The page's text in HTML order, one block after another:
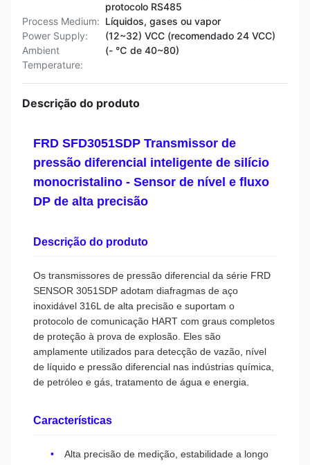
protocolo RS485
Process Medium: Líquidos, gases ou vapor
Power Supply:
(12~32) VCC (recomendado 24 VCC)
Ambient
Temperature:
(- ℃ de 40~80)
Descrição do produto
FRD SFD3051SDP Transmissor de
pressão diferencial inteligente de silício
monocristalino - Sensor de nível e fluxo
DP de alta precisão
Descrição do produto
Os transmissores de pressão diferencial da série FRD
SENSOR 3051SDP adotam diafragmas de aço
inoxidável 316L de alta precisão e suportam o
protocolo de comunicação HART com graus completos
de proteção à prova de explosão. Eles são
amplamente utilizados para detecção de vazão, nível
de líquido e pressão diferencial nas indústrias química,
de petróleo e gás, tratamento de água e energia.
Características
Alta precisão de medição, estabilidade a longo